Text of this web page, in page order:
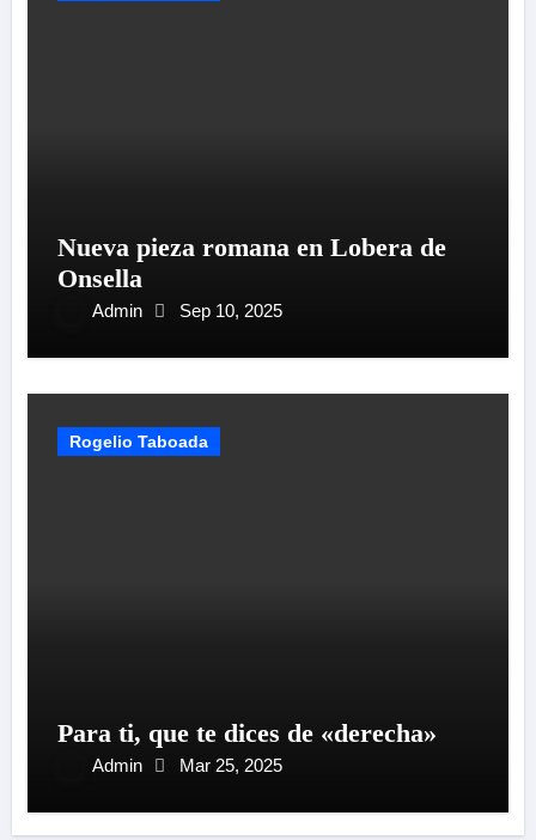
Nueva pieza romana en Lobera de
Onsella
Admin Sep 10, 2025
Rogelio Taboada
Para ti, que te dices de «derecha»
Admin Mar 25, 2025